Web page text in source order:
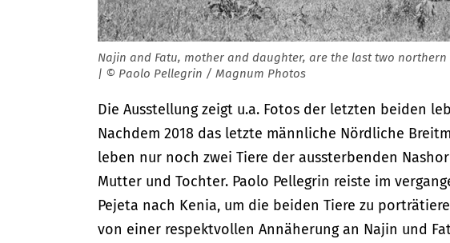
Najin and Fatu, mother and daughter, are the last two northern
| © Paolo Pellegrin / Magnum Photos
Die Ausstellung zeigt u.a. Fotos der letzten beiden
Nachdem 2018 das letzte männliche Nördliche
leben nur noch zwei Tiere der aussterbenden
Mutter und Tochter. Paolo Pellegrin reiste im
Pejeta nach Kenia, um die beiden Tiere zu
von einer respektvollen Annäherung an Najin und